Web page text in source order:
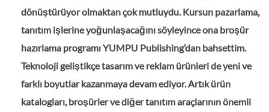
dönüştürüyor olmaktan çok mutluydu. Kursun pazarlama,
tanıtım işlerine yoğunlaşacağını söyleyince ona broşür
hazırlama programı YUMPU Publishing’dan bahsettim.
Teknoloji geliştikçe tasarım ve reklam ürünleri de yeni ve
farklı boyutlar kazanmaya devam ediyor. Artık ürün
katalogları, broşürler ve diğer tanıtım araçlarının önemli